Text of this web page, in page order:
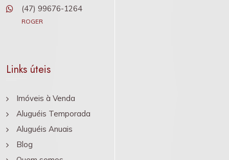
(47) 99676-1264
ROGER
Links úteis
Imóveis à Venda
Aluguéis Temporada
Aluguéis Anuais
Blog